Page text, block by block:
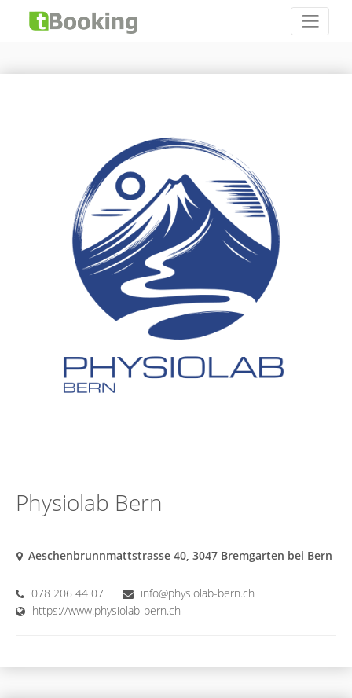
Physiolab Bern
Aeschenbrunnmattstrasse 40, 3047 Bremgarten bei Bern
078 206 44 07
info@physiolab-bern.ch
https://www.physiolab-bern.ch